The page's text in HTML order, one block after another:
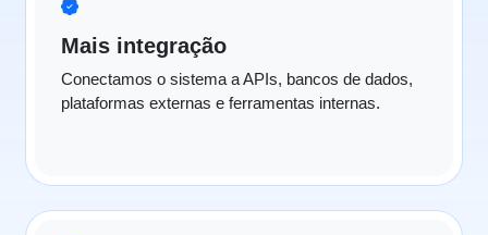
Mais integração
Conectamos o sistema a APIs, bancos de dados,
plataformas externas e ferramentas internas.